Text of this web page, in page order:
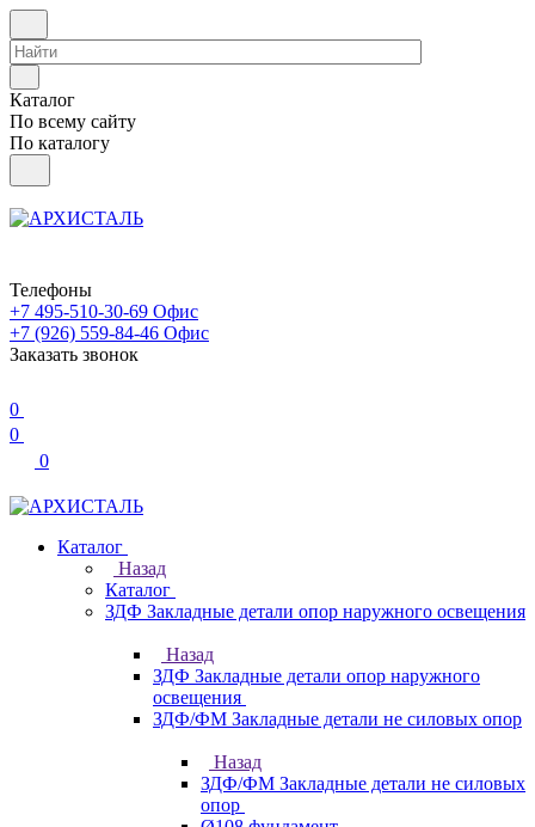
Каталог
По всему сайту
По каталогу
Телефоны
+7 495-510-30-69 Офис
+7 (926) 559-84-46 Офис
Заказать звонок
0
0
0
Каталог
Назад
Каталог
ЗДФ Закладные детали опор наружного освещения
Назад
ЗДФ Закладные детали опор наружного
освещения
ЗДФ/ФМ Закладные детали не силовых опор
Назад
ЗДФ/ФМ Закладные детали не силовых
опор